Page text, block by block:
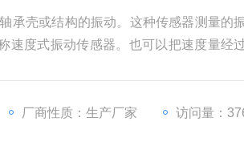
承壳或结构的振动。这种传感器测量的
速度式振动传感器。也可以把速度量经
厂商性质：生产厂家 访问量：